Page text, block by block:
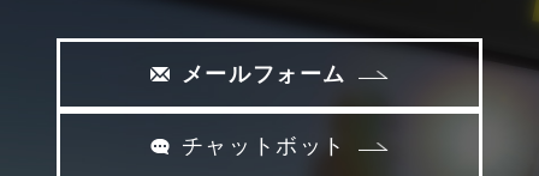
メールフォーム
チャットボット